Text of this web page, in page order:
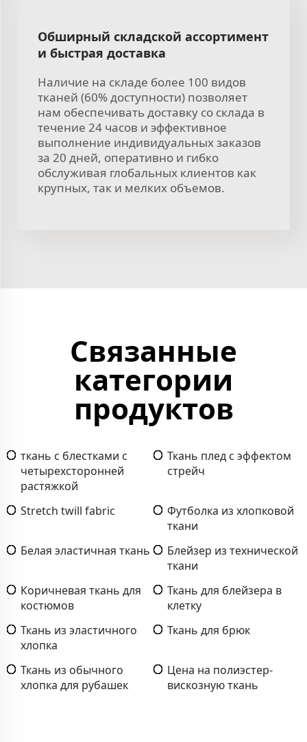
Обширный складской ассортимент
и быстрая доставка
Наличие на складе более 100 видов
тканей (60% доступности) позволяет
нам обеспечивать доставку со склада в
течение 24 часов и эффективное
выполнение индивидуальных заказов
за 20 дней, оперативно и гибко
обслуживая глобальных клиентов как
крупных, так и мелких объемов.
Связанные
категории
продуктов
ткань с блестками с
четырехсторонней
растяжкой
Ткань плед с эффектом
стрейч
Stretch twill fabric
Футболка из хлопковой
ткани
Белая эластичная ткань
Блейзер из технической
ткани
Коричневая ткань для
костюмов
Ткань для блейзера в
клетку
Ткань из эластичного
хлопка
Ткань для брюк
Ткань из обычного
хлопка для рубашек
Цена на полиэстер-
вискозную ткань